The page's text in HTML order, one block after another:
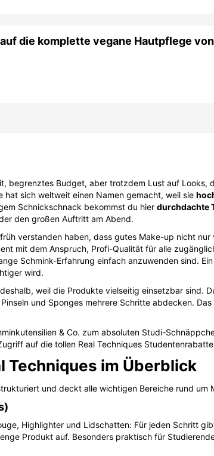
die komplette vegane Hautpflege
begrenztes Budget, aber trotzdem Lust auf Looks,
hat sich weltweit einen Namen gemacht, weil sie
Schnickschnack bekommst du hier durchdachte
den großen Auftritt am Abend.
verstanden haben, dass gutes Make-up nicht
mit dem Anspruch, Profi-Qualität für alle
Schmink-Erfahrung einfach anzuwenden sind.
wird.
weil die Produkte vielseitig einsetzbar sind.
und Sponges mehrere Schritte abdecken.
& Co. zum absoluten Studi-
auf die tollen Real Techniques
Techniques im Überblick
und deckt alle wichtigen Bereiche rund um
Highlighter und Lidschatten: Für jeden Schritt
Produkt auf. Besonders praktisch für